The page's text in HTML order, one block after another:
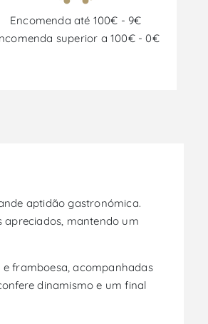
Encomenda até 100€ - 9€
superior a 100€ - 0€
aptidão gastronómica.
apreciados, mantendo um
framboesa, acompanhadas
dinamismo e um final